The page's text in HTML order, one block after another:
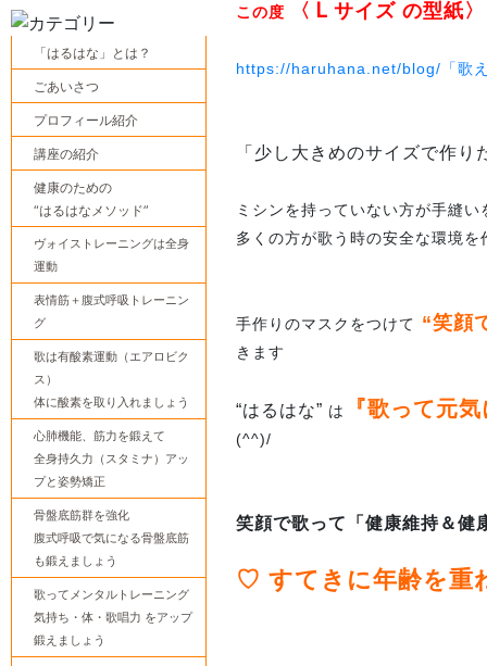
この度 〈 Ｌ サイズ の型紙〉
https://haruhana.net/blog/「歌
「少し大きめのサイズで作り
ミシンを持っていない方が手縫
多くの方が歌う時の安全な環境
手作りのマスクをつけて “笑顔
きます
“はるはな” は 『歌って元
(^^)/
笑顔で歌って「健康維持＆健
♡ すてきに年齢を重
「はるはな」とは？
ごあいさつ
プロフィール紹介
講座の紹介
健康のための
“はるはなメソッド”
ヴォイストレーニングは全身
運動
表情筋＋腹式呼吸トレーニン
グ
歌は有酸素運動（エアロビク
ス）
体に酸素を取り入れましょう
心肺機能、筋力を鍛えて
全身持久力（スタミナ）アッ
プと姿勢矯正
骨盤底筋群を強化
腹式呼吸で気になる骨盤底筋
も鍛えましょう
歌ってメンタルトレーニング
気持ち・体・歌唱力 をアップ
鍛えましょう